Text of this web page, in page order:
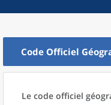
Code Officiel
Le code officiel